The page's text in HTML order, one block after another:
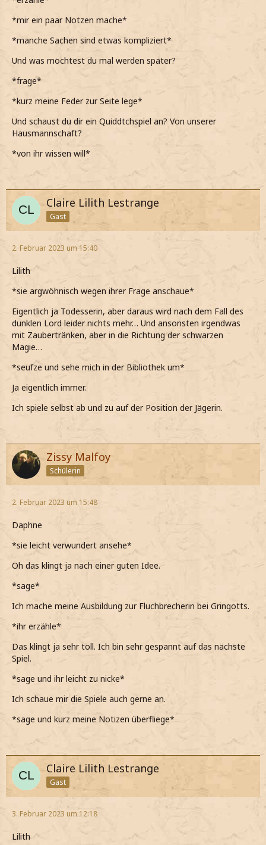
*mir ein paar Notzen mache*
*manche Sachen sind etwas kompliziert*
Und was möchtest du mal werden später?
*frage*
*kurz meine Feder zur Seite lege*
Und schaust du dir ein Quiddtchspiel an? Von unserer
Hausmannschaft?
*von ihr wissen will*
Claire Lilith Lestrange
Gast
2. Februar 2023 um 15:40
Lilith
*sie argwöhnisch wegen ihrer Frage anschaue*
Eigentlich ja Todesserin, aber daraus wird nach dem Fall des
dunklen Lord leider nichts mehr… Und ansonsten irgendwas
mit Zaubertränken, aber in die Richtung der schwarzen
Magie…
*seufze und sehe mich in der Bibliothek um*
Ja eigentlich immer.
Ich spiele selbst ab und zu auf der Position der Jägerin.
Zissy Malfoy
Schülerin
2. Februar 2023 um 15:48
Daphne
*sie leicht verwundert ansehe*
Oh das klingt ja nach einer guten Idee.
*sage*
Ich mache meine Ausbildung zur Fluchbrecherin bei Gringotts.
*ihr erzähle*
Das klingt ja sehr toll. Ich bin sehr gespannt auf das nächste
Spiel.
*sage und ihr leicht zu nicke*
Ich schaue mir die Spiele auch gerne an.
*sage und kurz meine Notizen überfliege*
Claire Lilith Lestrange
Gast
3. Februar 2023 um 12:18
Lilith